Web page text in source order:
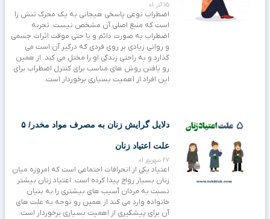
15 آذر 01
اضطراب نوعی پاسخی هیجانی به یک محرک تنش زا
است که منبع اصلی آن مشخص نیست. تجربه
اضطراب به صورت دائم و یا حتی موقت اثرات جسمی
و روانی زیادی بر روی فردی که درگیر آن است می
گذارد و به راحتی زندگی او را مختل می کند. از همین
رو یافتن روش های مناسب برای کنترل اضطراب برای
این افراد از اهمیت بسیاری برخوردار است.
دلایل گرایش زنان به مصرف مواد مخدر/ ۵
علت اعتیاد زنان
27 شهریور 01
اعتیاد یکی از انحرافات اجتماعی است که امروزه میان
زنان بسیار رواج پیدا کرده است. اعتیاد زنان بیشتر
نسبت به مردان آسیب های بیشتری را به بنیان
خانواده وارد می کند از همین رو توجه به علت های
آن برای پیشگیری از اهمیت بسیاری برخوردار است.